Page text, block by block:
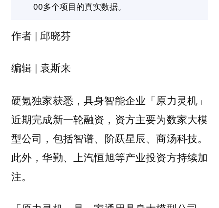
00多个项目的真实数据。
作者 | 邱晓芬
编辑 | 袁斯来
硬氪独家获悉，具身智能企业「原力灵机」
近期完成新一轮融资，资方主要为数家大模
型公司，包括智谱、阶跃星辰、商汤科技。
此外，华勤、上汽恒旭等产业投资方持续加
注。